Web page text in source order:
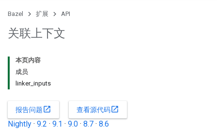
Bazel 扩展 API
关联上下文
本页内容
成员
linker_inputs
报告问题open_in_new 查看源代码open_in_new
Nightly · 9.2 · 9.1 · 9.0 · 8.7 · 8.6